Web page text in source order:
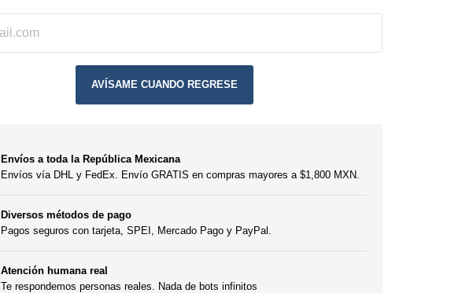
AVÍSAME CUANDO REGRESE
Envíos a toda la República Mexicana
Envíos vía DHL y FedEx. Envío GRATIS en compras mayores a $1,800 MXN.
Diversos métodos de pago
Pagos seguros con tarjeta, SPEI, Mercado Pago y PayPal.
Atención humana real
Te respondemos personas reales. Nada de bots infinitos